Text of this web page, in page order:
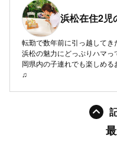
浜松在住2
転勤で数年前に引っ越して
浜松の魅力にどっぷりハマ
岡県内の子連れでも楽しめ
♫